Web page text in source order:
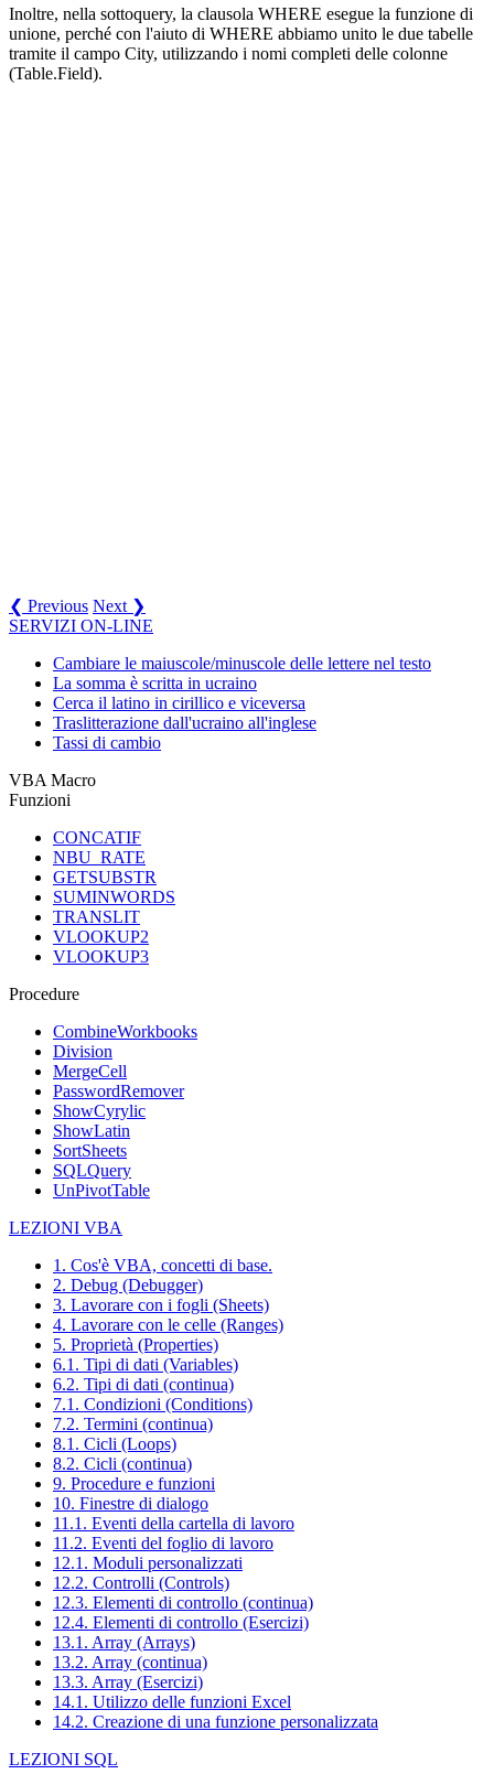
Inoltre, nella sottoquery, la clausola WHERE esegue la funzione di
unione, perché con l'aiuto di WHERE abbiamo unito le due tabelle
tramite il campo City, utilizzando i nomi completi delle colonne
(Table.Field).
❮ Previous Next ❯
SERVIZI ON-LINE
Cambiare le maiuscole/minuscole delle lettere nel testo
La somma è scritta in ucraino
Cerca il latino in cirillico e viceversa
Traslitterazione dall'ucraino all'inglese
Tassi di cambio
VBA Macro
Funzioni
CONCATIF
NBU_RATE
GETSUBSTR
SUMINWORDS
TRANSLIT
VLOOKUP2
VLOOKUP3
Procedure
CombineWorkbooks
Division
MergeCell
PasswordRemover
ShowCyrylic
ShowLatin
SortSheets
SQLQuery
UnPivotTable
LEZIONI VBA
1. Cos'è VBA, concetti di base.
2. Debug (Debugger)
3. Lavorare con i fogli (Sheets)
4. Lavorare con le celle (Ranges)
5. Proprietà (Properties)
6.1. Tipi di dati (Variables)
6.2. Tipi di dati (continua)
7.1. Condizioni (Conditions)
7.2. Termini (continua)
8.1. Cicli (Loops)
8.2. Cicli (continua)
9. Procedure e funzioni
10. Finestre di dialogo
11.1. Eventi della cartella di lavoro
11.2. Eventi del foglio di lavoro
12.1. Moduli personalizzati
12.2. Controlli (Controls)
12.3. Elementi di controllo (continua)
12.4. Elementi di controllo (Esercizi)
13.1. Array (Arrays)
13.2. Array (continua)
13.3. Array (Esercizi)
14.1. Utilizzo delle funzioni Excel
14.2. Creazione di una funzione personalizzata
LEZIONI SQL